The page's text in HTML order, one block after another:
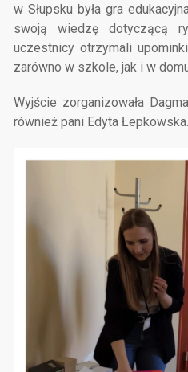
w Słupsku była gra
swoją wiedzę dotyczącą
uczestnicy otrzymali
zarówno w szkole, jak i w
Wyjście zorganizowała
również pani Edyta Łepkowska.